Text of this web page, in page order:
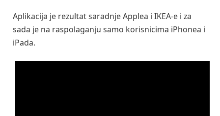
Aplikacija je rezultat saradnje Applea i IKEA-e i za
sada je na raspolaganju samo korisnicima iPhonea i
iPada.